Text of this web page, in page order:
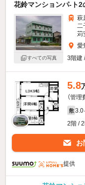
花鈴マンションパ-ト2
すべての写真
萩
二
苅
愛
3階建
5.8
（管理
敷 3.0
2階 /
お
提供